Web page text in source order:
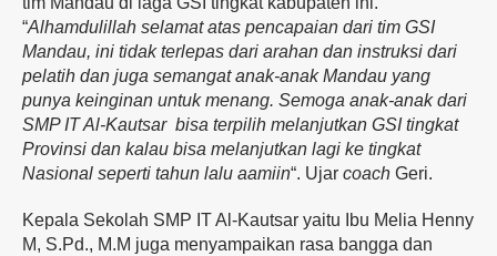
“Alhamdulillah selamat atas pencapaian dari tim GSI
Mandau, ini tidak terlepas dari arahan dan instruksi dari
pelatih dan juga semangat anak-anak Mandau yang
punya keinginan untuk menang. Semoga anak-anak dari
SMP IT Al-Kautsar bisa terpilih melanjutkan GSI tingkat
Provinsi dan kalau bisa melanjutkan lagi ke tingkat
Nasional seperti tahun lalu aamiin“. Ujar coach Geri.
Kepala Sekolah SMP IT Al-Kautsar yaitu Ibu Melia Henny
M, S.Pd., M.M juga menyampaikan rasa bangga dan